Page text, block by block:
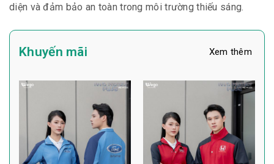
diện và đảm bảo an toàn trong môi trường thiếu sáng.
Khuyến mãi Xem thêm